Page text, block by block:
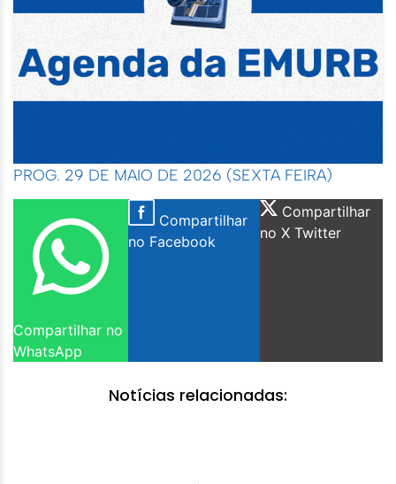
PROG. 29 DE MAIO DE 2026 (SEXTA FEIRA)
Compartilhar no
WhatsApp
Compartilhar
no Facebook
Compartilhar
no X Twitter
Notícias relacionadas: